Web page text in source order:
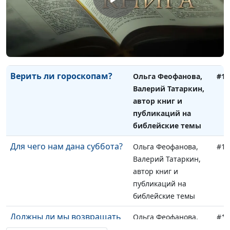
Когда появился Божий
Закон?
Ольга Феофанова,
Валерий Татаркин,
автор книг и
публикаций на
библейские темы
Верить ли гороскопам?
Ольга Феофанова,
Валерий Татаркин,
автор книг и
публикаций на
библейские темы
Для чего нам дана суббота?
Ольга Феофанова,
Валерий Татаркин,
автор книг и
публикаций на
библейские темы
Должны ли мы возвращать
Ольга Феофанова,